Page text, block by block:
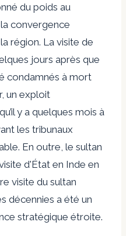
du poids au
convergence
région. La visite de
jours après que
condamnés à mort
, un exploit
y a quelques mois à
les tribunaux
En outre, le sultan
d'État en Inde en
visite du sultan
décennies a été un
stratégique étroite.